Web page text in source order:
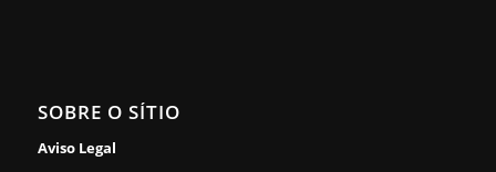
SOBRE O SÍTIO
Aviso Legal